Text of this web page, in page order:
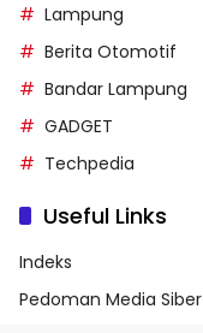
Lampung
Berita Otomotif
Bandar Lampung
GADGET
Techpedia
Useful Links
Indeks
Pedoman Media Siber